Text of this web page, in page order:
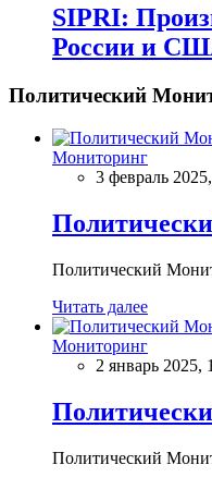
SIPRI:
России и
Политический
Мониторинг
3 февраль
Политический
Читать далее
Мониторинг
2 январь 2025,
Политический